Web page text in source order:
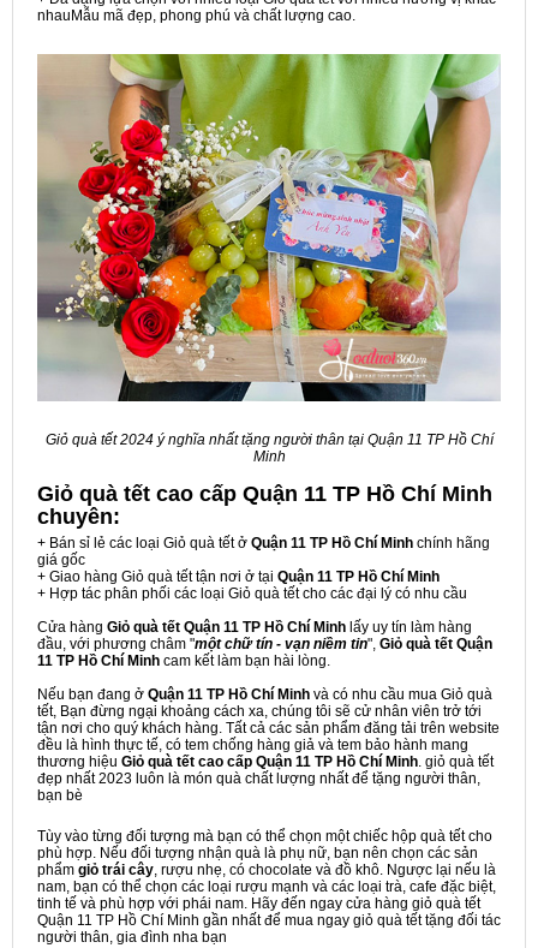
nhauMẫu mã đẹp, phong phú và chất lượng cao.
Giỏ quà tết 2024 ý nghĩa nhất tặng người thân tại Quận 11 TP Hồ Chí
Minh
Giỏ quà tết cao cấp Quận 11 TP Hồ Chí Minh
chuyên:
+ Bán sỉ lẻ các loại Giỏ quà tết ở Quận 11 TP Hồ Chí Minh chính hãng
giá gốc
+ Giao hàng Giỏ quà tết tận nơi ở tại Quận 11 TP Hồ Chí Minh
+ Hợp tác phân phối các loại Giỏ quà tết cho các đại lý có nhu cầu
Cửa hàng Giỏ quà tết Quận 11 TP Hồ Chí Minh lấy uy tín làm hàng
đầu, với phương châm "một chữ tín - vạn niềm tin", Giỏ quà tết Quận
11 TP Hồ Chí Minh cam kết làm bạn hài lòng.
Nếu bạn đang ở Quận 11 TP Hồ Chí Minh và có nhu cầu mua Giỏ quà
tết, Bạn đừng ngại khoảng cách xa, chúng tôi sẽ cử nhân viên trở tới
tận nơi cho quý khách hàng. Tất cả các sản phẩm đăng tải trên website
đều là hình thực tế, có tem chống hàng giả và tem bảo hành mang
thương hiệu Giỏ quà tết cao cấp Quận 11 TP Hồ Chí Minh. giỏ quà tết
đẹp nhất 2023 luôn là món quà chất lượng nhất để tặng người thân,
bạn bè
Tùy vào từng đối tượng mà bạn có thể chọn một chiếc hộp quà tết cho
phù hợp. Nếu đối tượng nhận quà là phụ nữ, bạn nên chọn các sản
phẩm giỏ trái cây, rượu nhẹ, có chocolate và đồ khô. Ngược lại nếu là
nam, bạn có thể chọn các loại rượu mạnh và các loại trà, cafe đặc biệt,
tinh tế và phù hợp với phái nam. Hãy đến ngay cửa hàng giỏ quà tết
Quận 11 TP Hồ Chí Minh gần nhất để mua ngay giỏ quà tết tặng đối tác
người thân, gia đình nha bạn